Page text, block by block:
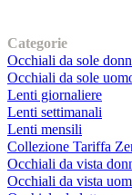
Categorie
Occhiali da sole
Occhiali da sole
Lenti giornaliere
Lenti settimanali
Lenti mensili
Collezione Tariffa
Occhiali da vista
Occhiali da vista